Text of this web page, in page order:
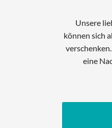
Unsere
können sich
eine